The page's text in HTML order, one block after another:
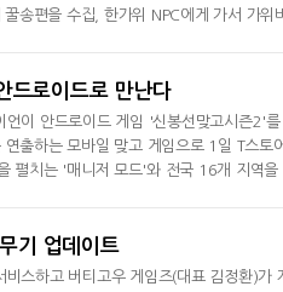
송편을 수집, 한가위 NPC에게 가서 가
드로이드로 만난다
언이 안드로이드 게임 '신봉선맞고시즌2'
출하는 모바일 맞고 게임으로 1일 T스
펼치는 '매니저 모드'와 전국 16개 지역
기 업데이트
스하고 버티고우 게임즈(대표 김정환)